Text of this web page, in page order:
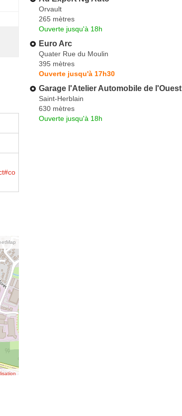
Orvault
265 mètres
Ouverte jusqu'à 18h
Euro Arc
Quater Rue du Moulin
395 mètres
Ouverte jusqu'à 17h30
Garage l'Atelier Automobile de l'Ouest
Saint-Herblain
630 mètres
Ouverte jusqu'à 18h